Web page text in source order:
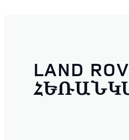
LAND